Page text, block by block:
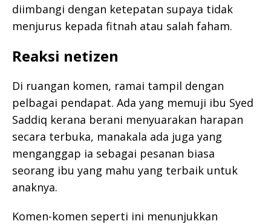
diimbangi dengan ketepatan supaya tidak
menjurus kepada fitnah atau salah faham.
Reaksi netizen
Di ruangan komen, ramai tampil dengan
pelbagai pendapat. Ada yang memuji ibu Syed
Saddiq kerana berani menyuarakan harapan
secara terbuka, manakala ada juga yang
menganggap ia sebagai pesanan biasa
seorang ibu yang mahu yang terbaik untuk
anaknya.
Komen-komen seperti ini menunjukkan